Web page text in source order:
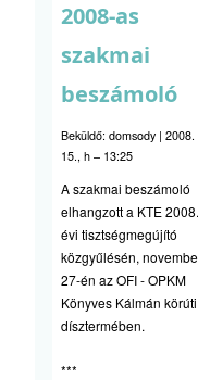
2008-as
szakmai
beszámoló
Beküldő: domsody | 2008.
15., h – 13:25
A szakmai beszámoló
elhangzott a KTE 2008.
évi tisztségmegújító
közgyűlésén,
27-én az OFI - OPKM
Könyves Kálmán körúti
dísztermében.
***